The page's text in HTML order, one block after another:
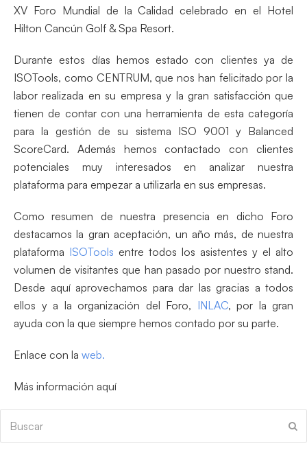
XV Foro Mundial de la Calidad celebrado en el Hotel
Hilton Cancún Golf & Spa Resort.
Durante estos días hemos estado con clientes ya de
ISOTools, como CENTRUM, que nos han felicitado por la
labor realizada en su empresa y la gran satisfacción que
tienen de contar con una herramienta de esta categoría
para la gestión de su sistema ISO 9001 y Balanced
ScoreCard. Además hemos contactado con clientes
potenciales muy interesados en analizar nuestra
plataforma para empezar a utilizarla en sus empresas.
Como resumen de nuestra presencia en dicho Foro
destacamos la gran aceptación, un año más, de nuestra
plataforma ISOTools entre todos los asistentes y el alto
volumen de visitantes que han pasado por nuestro stand.
Desde aquí aprovechamos para dar las gracias a todos
ellos y a la organización del Foro, INLAC, por la gran
ayuda con la que siempre hemos contado por su parte.
Enlace con la web.
Más información aquí